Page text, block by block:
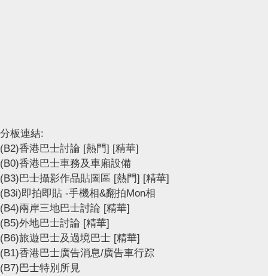
分板連結:
(B2)香港巴士討論 [熱門] [精華]
(B0)香港巴士車務及車廂設備
(B3)巴士攝影作品貼圖區 [熱門] [精華]
(B3i)即拍即貼 -手機相&翻拍Mon相
(B4)兩岸三地巴士討論 [精華]
(B5)外地巴士討論 [精華]
(B6)旅遊巴士及過境巴士 [精華]
(B1)香港巴士廣告消息/廣告車行踪
(B7)巴士特別所見